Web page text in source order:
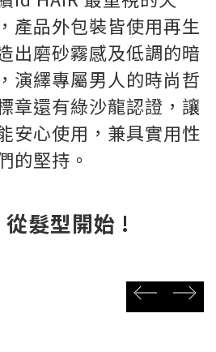
產品外包裝皆使用再生
出磨砂霧感及低調的暗
演繹專屬男人的時尚哲
章還有綠沙龍認證，讓
安心使用，兼具實用性
的堅持。
髮型開始 !
prev next